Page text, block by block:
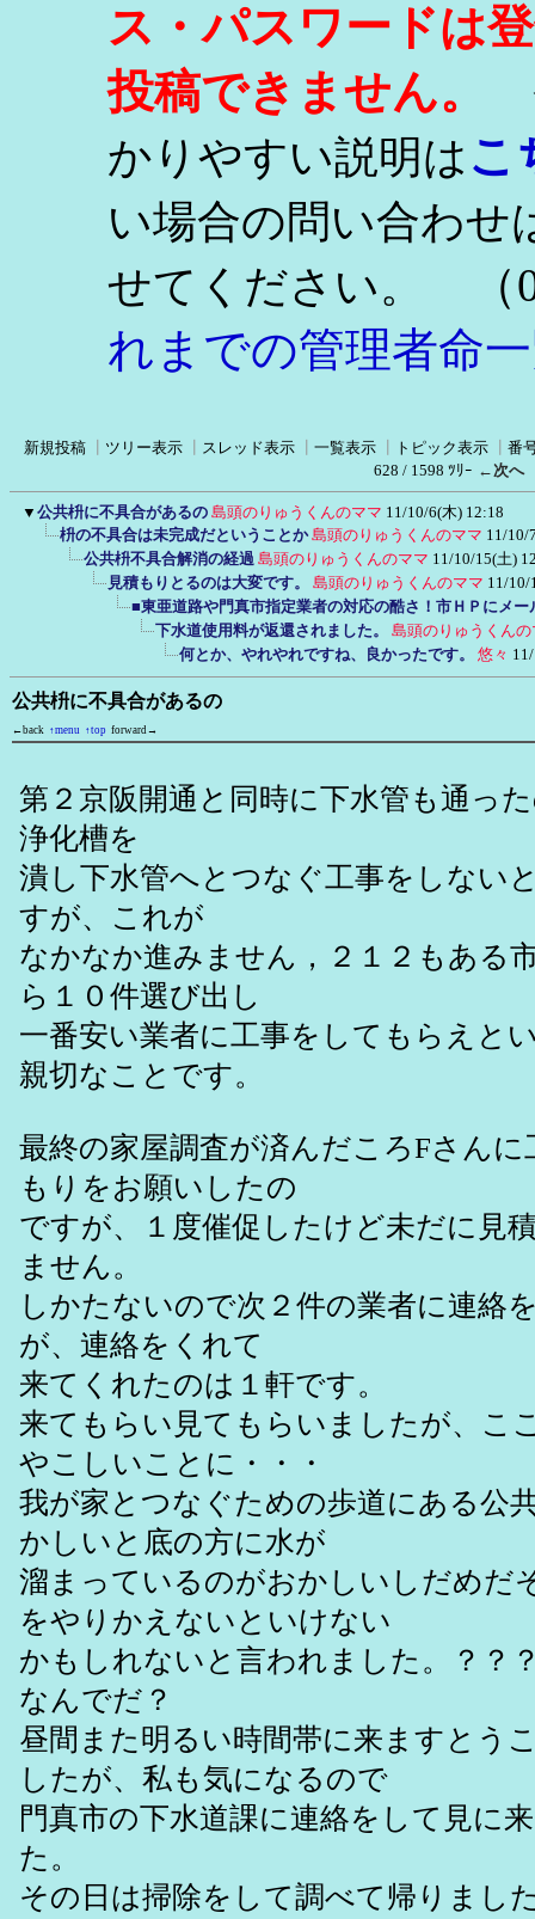
ス・パスワードは
投稿できません。
かりやすい説明はこ
い場合の問い合わせ
せてください。
（
れまでの管理者命
新規投稿 ツリー表示 スレッド表示 一覧表示 トピック表示
番
628 / 1598 ﾂﾘｰ ←次へ
▼ 公共枡に不具合があるの 島頭のりゅうくんのママ 11/10/6(木) 12:18
枡の不具合は未完成だということか 島頭のりゅうくんのママ 11/10/
公共枡不具合解消の経過 島頭のりゅうくんのママ 11/10/15(土)
見積もりとるのは大変です。
島頭のりゅうくんのママ 11/10/
■東亜道路や門真市指定業者の対応の酷さ！市ＨＰにメ
下水道使用料が返還されました。
島頭のりゅうくんの
何とか、やれやれですね、良かったです。
悠々
公共枡に不具合があるの
←back ↑menu ↑top forward→
第２京阪開通と同時に下水管も通っ
浄化槽を
潰し下水管へとつなぐ工事をしない
すが、これが
なかなか進みません，２１２もある
ら１０件選び出し
一番安い業者に工事をしてもらえと
親切なことです。
最終の家屋調査が済んだころFさんに
もりをお願いしたの
ですが、１度催促したけど未だに見
ません。
しかたないので次２件の業者に連絡
が、連絡をくれて
来てくれたのは１軒です。
来てもらい見てもらいましたが、こ
やこしいことに・・・
我が家とつなぐための歩道にある公
かしいと底の方に水が
溜まっているのがおかしいしだめだ
をやりかえないといけない
かもしれないと言われました。？？
なんでだ？
昼間また明るい時間帯に来ますとう
したが、私も気になるので
門真市の下水道課に連絡をして見に
た。
その日は掃除をして調べて帰りまし